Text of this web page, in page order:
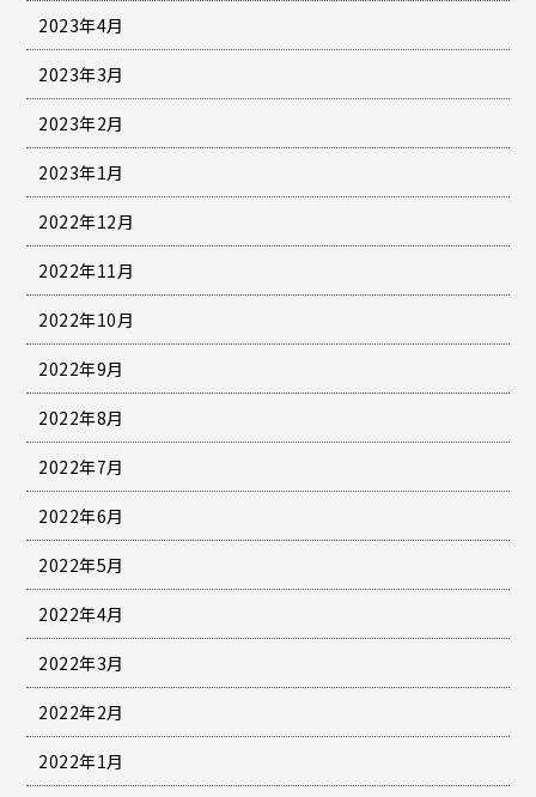
2023年4月
2023年3月
2023年2月
2023年1月
2022年12月
2022年11月
2022年10月
2022年9月
2022年8月
2022年7月
2022年6月
2022年5月
2022年4月
2022年3月
2022年2月
2022年1月